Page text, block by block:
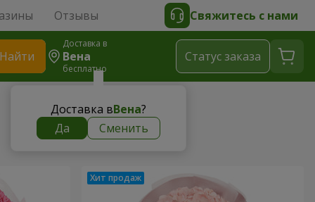
Отзывы Свяжитесь с нами
Найти
Доставка в
Вена
бесплатно
Доставка вВена?
Да
Сменить
Cтатус заказа